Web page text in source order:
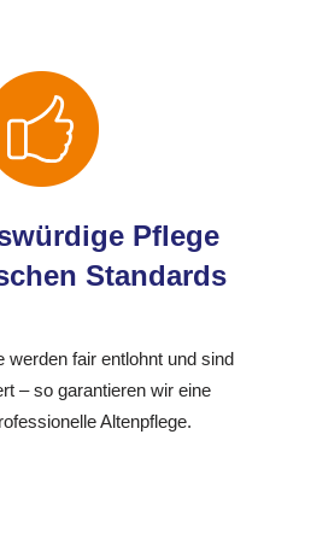
Pflege
Standards
werden fair entlohnt und sind
– so garantieren wir eine
Altenpflege.